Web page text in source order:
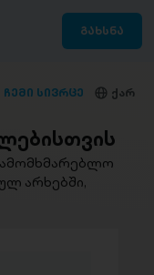
გახსნა
ჩემი სივრცე ქარ
არხებში,